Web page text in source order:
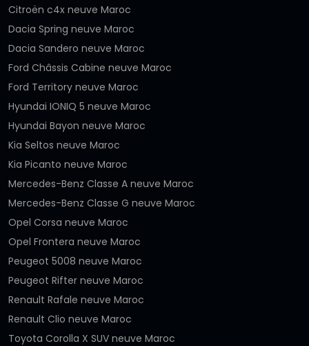
Citroën c4x neuve Maroc
Dacia Spring neuve Maroc
Dacia Sandero neuve Maroc
Ford Châssis Cabine neuve Maroc
Ford Territory neuve Maroc
Hyundai IONIQ 5 neuve Maroc
Hyundai Bayon neuve Maroc
Kia Seltos neuve Maroc
Kia Picanto neuve Maroc
Mercedes-Benz Classe A neuve Maroc
Mercedes-Benz Classe G neuve Maroc
Opel Corsa neuve Maroc
Opel Frontera neuve Maroc
Peugeot 5008 neuve Maroc
Peugeot Rifter neuve Maroc
Renault Rafale neuve Maroc
Renault Clio neuve Maroc
Toyota Corolla X SUV neuve Maroc